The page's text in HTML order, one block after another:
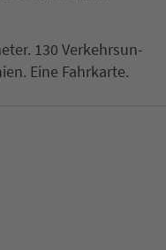
130 Ver­kehrs­un­
Eine Fahr­kar­te.